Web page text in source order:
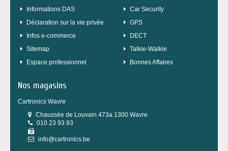
Informations DAS
Déclaration sur la vie privée
Infos e-commerce
sitemap
Espace professionnel
Car Security
GPS
DECT
Talkie-Walkie
Bonnes Affaires
Nos magasins
Cartronics Wavre
Chaussée de Louvain 473a 1300 Wavre
010 23 93 93
info@cartronics.be